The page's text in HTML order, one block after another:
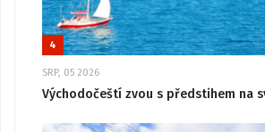
4
SRP, 05 2026
Východočeští zvou s předstihem na